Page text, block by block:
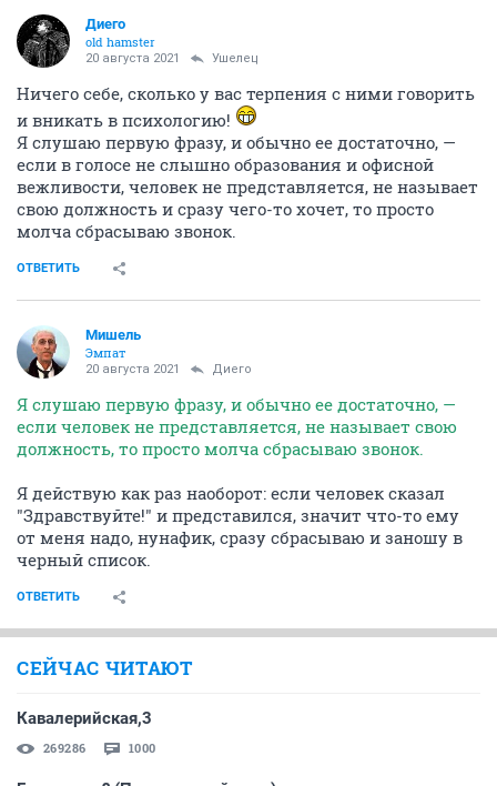
Диего
old hamster
20 августа 2021 Ушелец
Ничего себе, сколько у вас терпения с ними говорить
и вникать в психологию!
Я слушаю первую фразу, и обычно ее достаточно, —
если в голосе не слышно образования и офисной
вежливости, человек не представляется, не называет
свою должность и сразу чего-то хочет, то просто
молча сбрасываю звонок.
ОТВЕТИТЬ
Мишель
Эмпат
20 августа 2021 Диего
Я слушаю первую фразу, и обычно ее достаточно, —
если человек не представляется, не называет свою
должность, то просто молча сбрасываю звонок.
Я действую как раз наоборот: если человек сказал
"Здравствуйте!" и представился, значит что-то ему
от меня надо, нунафик, сразу сбрасываю и заношу в
черный список.
ОТВЕТИТЬ
СЕЙЧАС ЧИТАЮТ
Кавалерийская,3
269286 1000